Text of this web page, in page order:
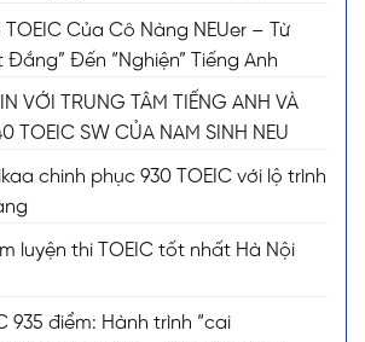
TOEIC Của Cô Nàng NEUer – Từ
Đến “Nghiện” Tiếng Anh
VỚI TRUNG TÂM TIẾNG ANH VÀ
TOEIC SW CỦA NAM SINH NEU
chinh phục 930 TOEIC với lộ trình
luyện thi TOEIC tốt nhất Hà Nội
935 điểm: Hành trình “cai